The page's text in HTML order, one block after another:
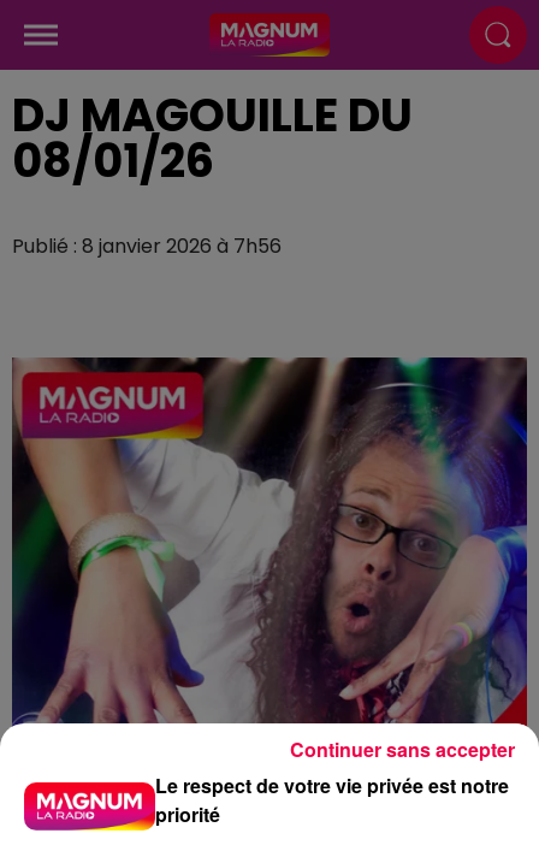
DJ MAGOUILLE DU
08/01/26
Publié : 8 janvier 2026 à 7h56
Le respect de votre vie privée est notre
priorité
Continuer sans accepter